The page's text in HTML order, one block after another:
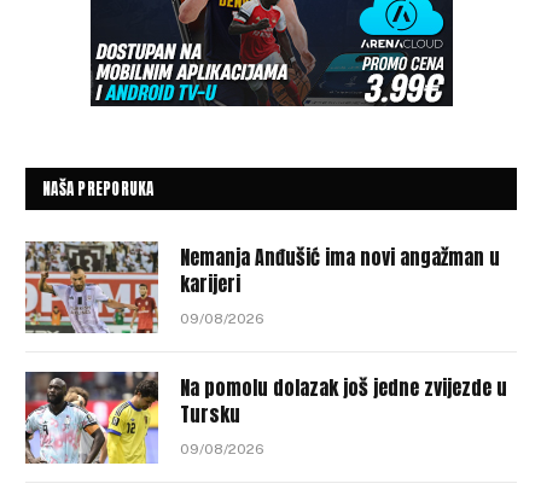
NAŠA PREPORUKA
Nemanja Anđušić ima novi angažman u
karijeri
09/08/2026
Na pomolu dolazak još jedne zvijezde u
Tursku
09/08/2026